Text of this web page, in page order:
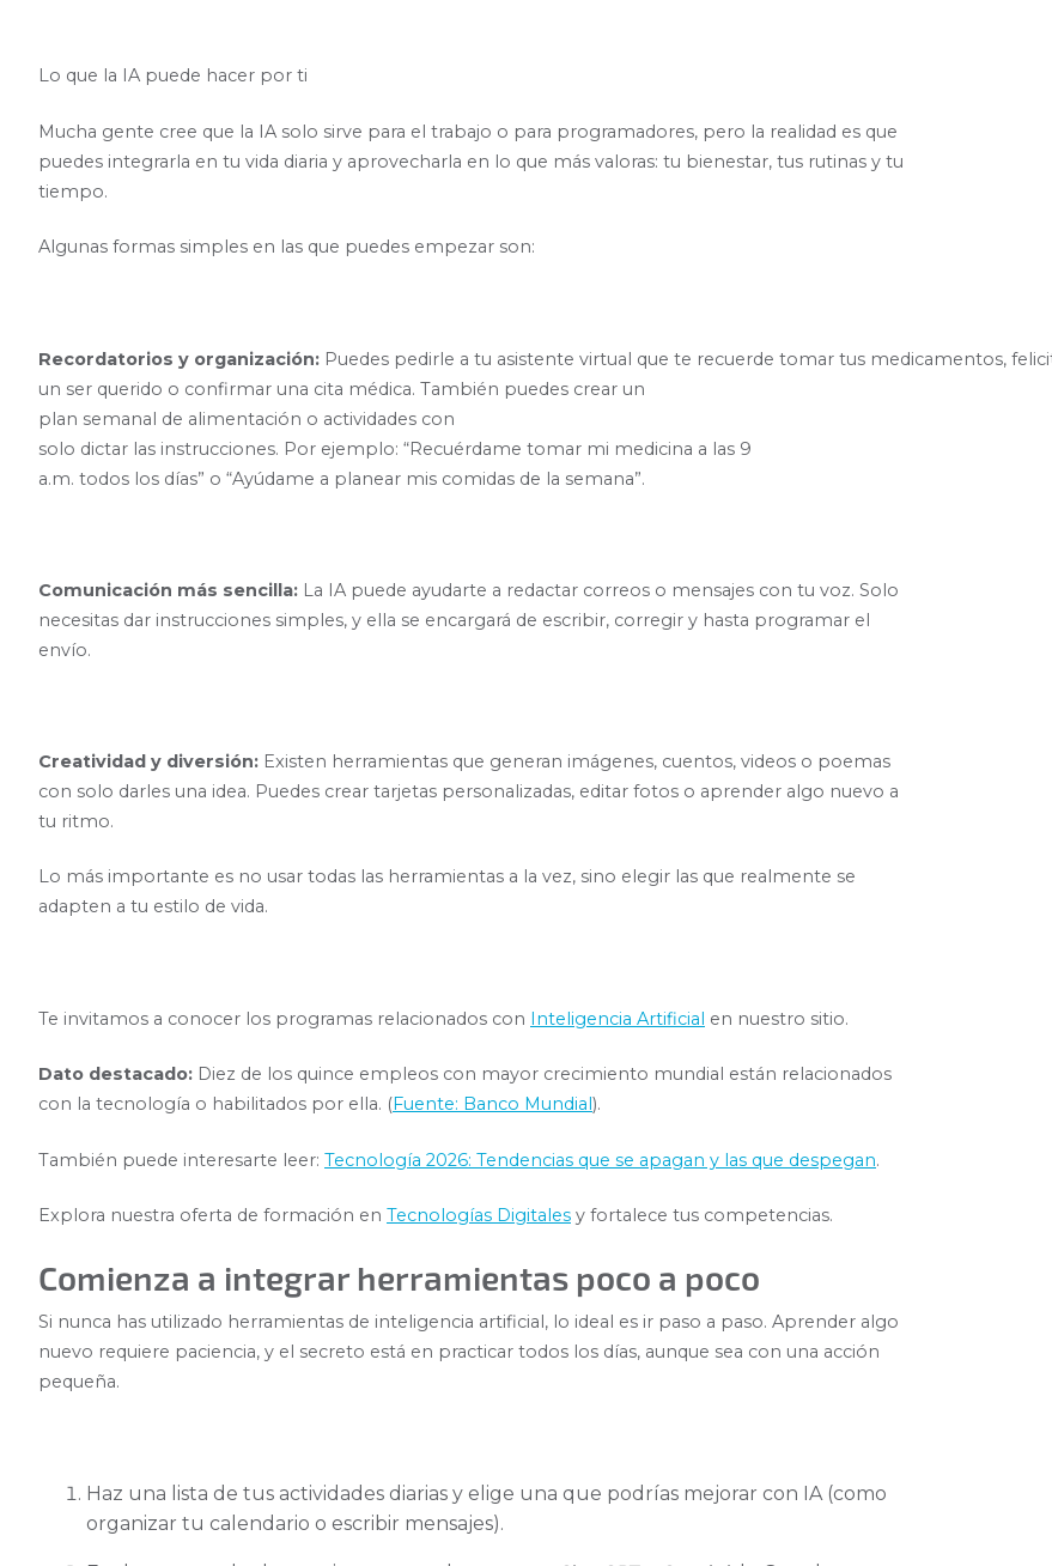
Lo que la IA puede hacer por ti
Mucha gente cree que la IA solo sirve para el trabajo o para programadores, pero la realidad es que
puedes integrarla en tu vida diaria y aprovecharla en lo que más valoras: tu bienestar, tus rutinas y tu
tiempo.
Algunas formas simples en las que puedes empezar son:
Recordatorios y organización: Puedes pedirle a tu asistente virtual que te recuerde tomar tus medicamentos,
un ser querido o confirmar una cita médica. También puedes crear un
plan semanal de alimentación o actividades con
solo dictar las instrucciones. Por ejemplo: “Recuérdame tomar mi medicina a las 9
a.m. todos los días” o “Ayúdame a planear mis comidas de la semana”.
Comunicación más sencilla: La IA puede ayudarte a redactar correos o mensajes con tu voz. Solo
necesitas dar instrucciones simples, y ella se encargará de escribir, corregir y hasta programar el
envío.
Creatividad y diversión: Existen herramientas que generan imágenes, cuentos, videos o poemas
con solo darles una idea. Puedes crear tarjetas personalizadas, editar fotos o aprender algo nuevo a
tu ritmo.
Lo más importante es no usar todas las herramientas a la vez, sino elegir las que realmente se
adapten a tu estilo de vida.
Te invitamos a conocer los programas relacionados con Inteligencia Artificial en nuestro sitio.
Dato destacado: Diez de los quince empleos con mayor crecimiento mundial están relacionados
con la tecnología o habilitados por ella. (Fuente: Banco Mundial).
También puede interesarte leer: Tecnología 2026: Tendencias que se apagan y las que despegan.
Explora nuestra oferta de formación en Tecnologías Digitales y fortalece tus competencias.
Comienza a integrar herramientas poco a poco
Si nunca has utilizado herramientas de inteligencia artificial, lo ideal es ir paso a paso. Aprender algo
nuevo requiere paciencia, y el secreto está en practicar todos los días, aunque sea con una acción
pequeña.
Haz una lista de tus actividades diarias y elige una que podrías mejorar con IA (como
organizar tu calendario o escribir mensajes).